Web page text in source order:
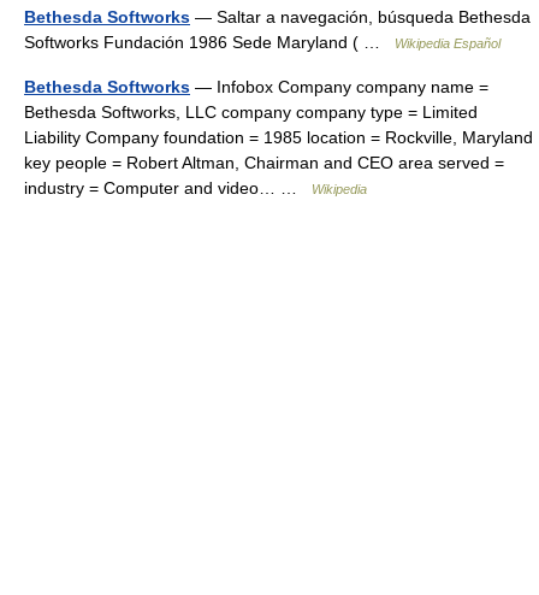
Bethesda Softworks — Saltar a navegación, búsqueda Bethesda
Softworks Fundación 1986 Sede Maryland ( …
Wikipedia Español
Bethesda Softworks — Infobox Company company name =
Bethesda Softworks, LLC company company type = Limited
Liability Company foundation = 1985 location = Rockville, Maryland
key people = Robert Altman, Chairman and CEO area served =
industry = Computer and video… …
Wikipedia